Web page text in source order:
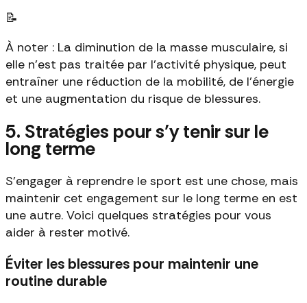
📝
À noter : La diminution de la masse musculaire, si
elle n'est pas traitée par l'activité physique, peut
entraîner une réduction de la mobilité, de l'énergie
et une augmentation du risque de blessures.
5. Stratégies pour s’y tenir sur le
long terme
S’engager à reprendre le sport est une chose, mais
maintenir cet engagement sur le long terme en est
une autre. Voici quelques stratégies pour vous
aider à rester motivé.
Éviter les blessures pour maintenir une
routine durable